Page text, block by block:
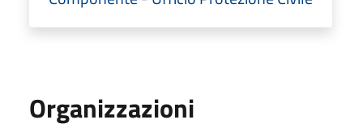
Organizzazioni